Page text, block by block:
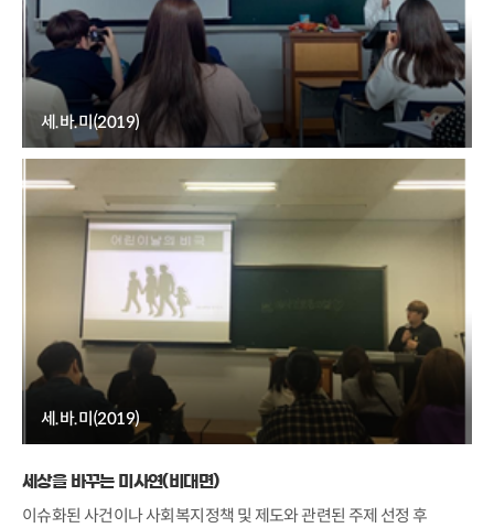
세.바.미(2019)
세.바.미(2019)
세상을 바꾸는 미사연(비대면)
이슈화된 사건이나 사회복지정책 및 제도와 관련된 주제 선정 후